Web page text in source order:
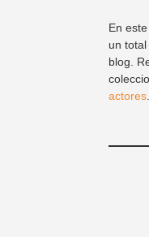
En
un
blog.
actores